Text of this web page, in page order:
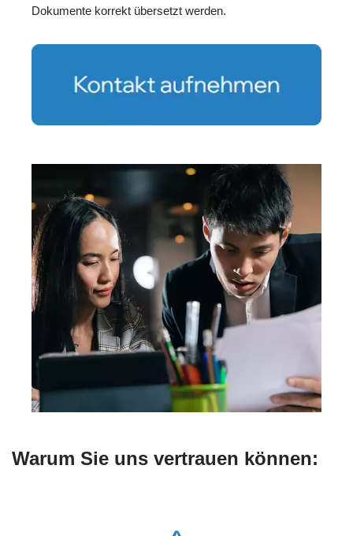
Dokumente korrekt übersetzt werden.
Warum Sie uns vertrauen können: